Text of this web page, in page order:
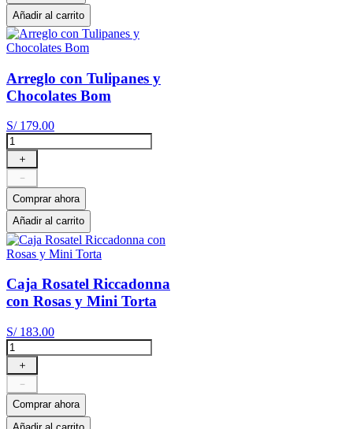
Añadir al carrito
Arreglo con Tulipanes y
Chocolates Bom
S/ 179.00
＋
－
Comprar ahora
Añadir al carrito
Caja Rosatel Riccadonna
con Rosas y Mini Torta
S/ 183.00
＋
－
Comprar ahora